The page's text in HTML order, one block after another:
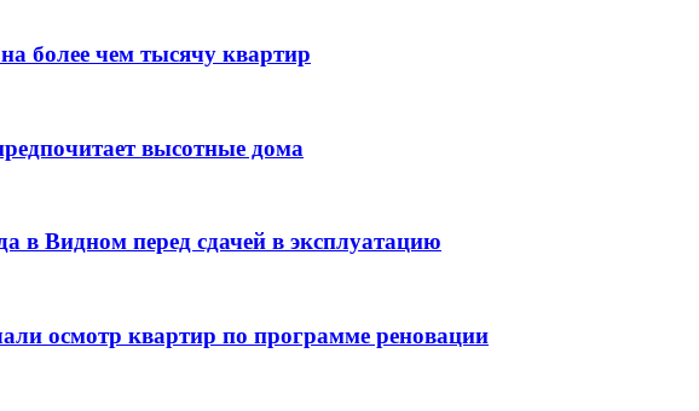
более чем тысячу квартир
высотные дома
в Видном перед сдачей в эксплуатацию
осмотр квартир по программе реновации